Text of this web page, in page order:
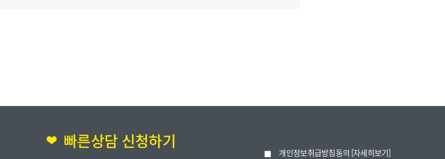
빠른상담 신청하기
개인정보취급방침동의 [자세히보기]